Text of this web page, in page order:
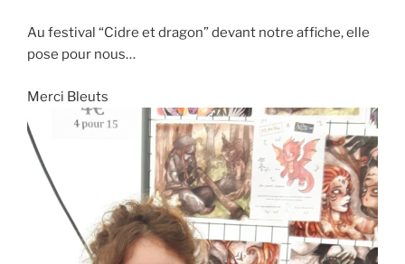
Au festival “Cidre et dragon” devant notre affiche, elle
pose pour nous…
Merci Bleuts